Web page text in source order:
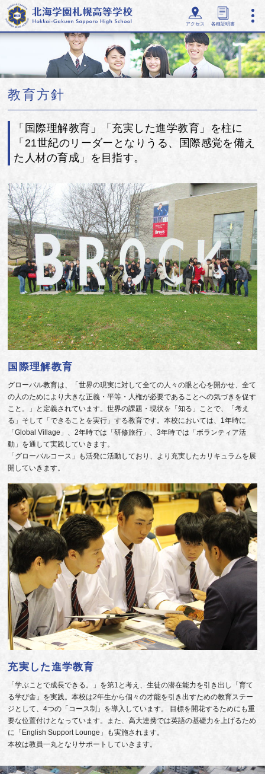
アクセス 各種証明書
教育方針
「国際理解教育」「充実した進学教育」を柱に
「21世紀のリーダーとなりうる、国際感覚を備え
た人材の育成」を目指す。
国際理解教育
グローバル教育は、「世界の現実に対して全ての人々の眼と心を開かせ、全て
の人のためにより大きな正義・平等・人権が必要であることへの気づきを促す
こと。」と定義されています。世界の課題・現状を「知る」ことで、「考え
る」そして「できることを実行」する教育です。本校においては、1年時に
「Global Village」、2年時では「研修旅行」、3年時では「ボランティア活
動」を通して実践していきます。
「グローバルコース」も活発に活動しており、より充実したカリキュラムを展
開していきます。
充実した進学教育
「学ぶことで成長できる。」を第1と考え、生徒の潜在能力を引き出し「育て
る学び舎」を実践。本校は2年生から個々の才能を引き出すための教育ステー
ジとして、4つの「コース制」を導入しています。 目標を開花するためにも重
要な位置付けとなっています。また、高大連携では英語の基礎力を上げるため
に「English Support Lounge」も実施されます。
本校は教員一丸となりサポートしていきます。